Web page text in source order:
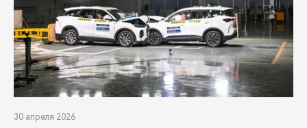
30 апреля 2026